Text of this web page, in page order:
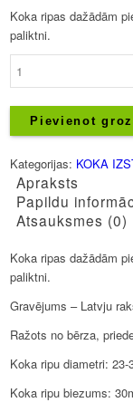
Koka ripas dažādām
paliktni.
Lielās
ar
gravējumu
daudzums
Pievienot
Kategorijas: KOKA
Apraksts
Papildu
Atsauksmes (0)
Koka ripas dažādām
paliktni.
Gravējums – Latvju
Ražots no bērza,
Koka ripu diametri: 23-
Koka ripu biezums: